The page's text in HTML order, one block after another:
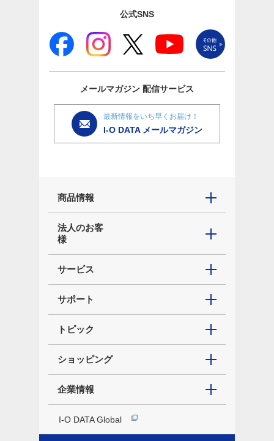
公式SNS
メールマガジン 配信サービス
最新情報をいち早くお届け！
I-O DATA メールマガジン
商品情報
法人のお客
様
サービス
サポート
トピック
ショッピング
企業情報
I-O DATA Global